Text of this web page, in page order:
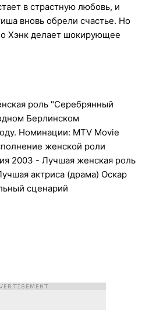
в страстную любовь, и
вновь обрели счастье. Но
Хэнк делает шокирующее
роль "Серебрянный
Берлинском
Номинации: MTV Movie
женской роли
2003 - Лучшая женская роль
актриса (драма) Оскар
сценарий